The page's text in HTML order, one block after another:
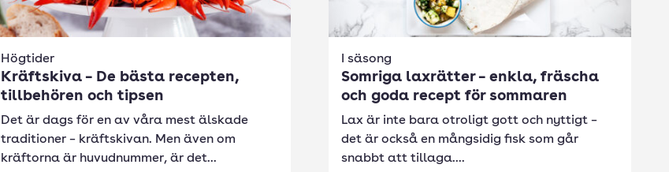
Högtider
Kräftskiva – De bästa recepten,
tillbehören och tipsen
Det är dags för en av våra mest älskade
traditioner – kräftskivan. Men även om
kräftorna är huvudnummer, är det...
I säsong
Somriga laxrätter – enkla, fräscha
och goda recept för sommaren
Lax är inte bara otroligt gott och nyttigt –
det är också en mångsidig fisk som går
snabbt att tillaga....